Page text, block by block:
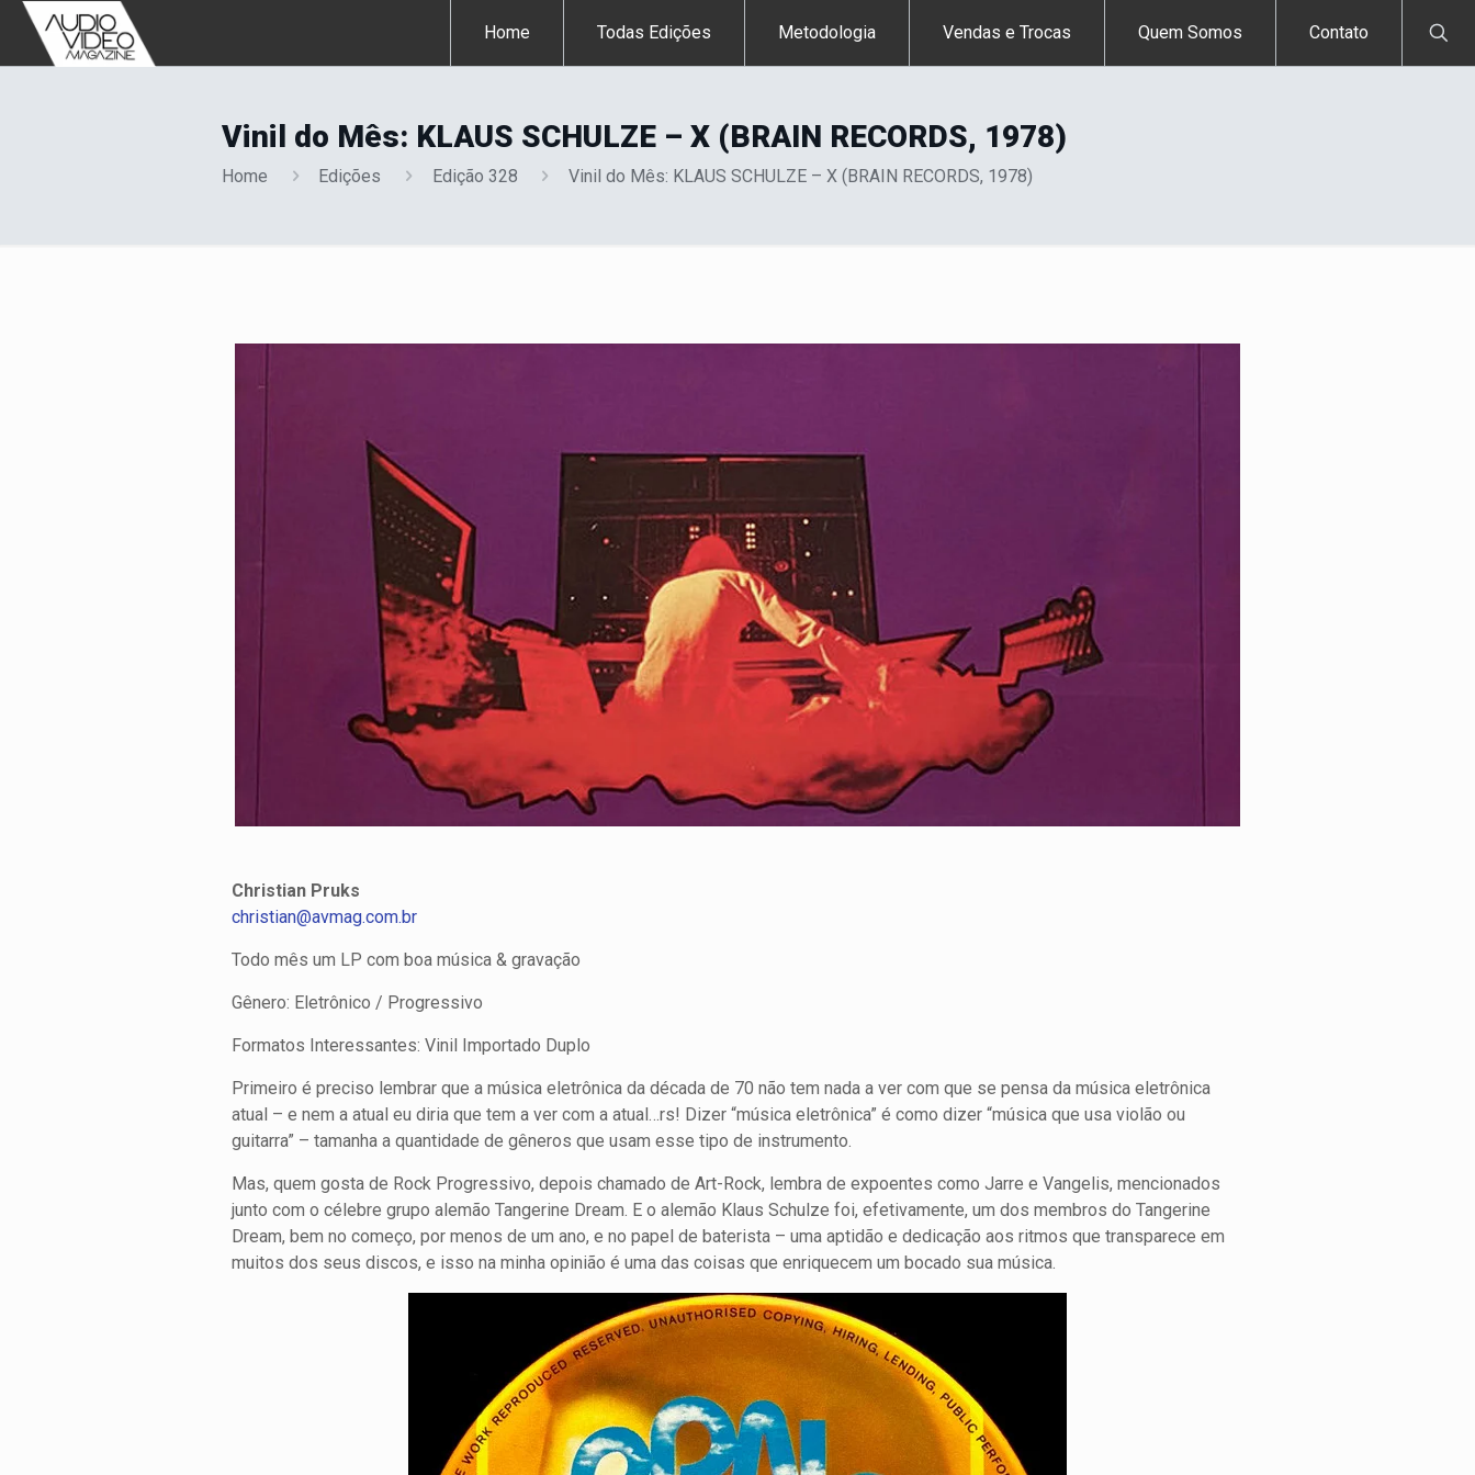
Home Todas Edições Metodologia Vendas e Trocas Quem Somos Contato
Vinil do Mês: KLAUS SCHULZE – X (BRAIN RECORDS, 1978)
Home Edições Edição 328 Vinil do Mês: KLAUS SCHULZE – X (BRAIN RECORDS, 1978)
Christian Pruks
christian@avmag.com.br
Todo mês um LP com boa música & gravação
Gênero: Eletrônico / Progressivo
Formatos Interessantes: Vinil Importado Duplo
Primeiro é preciso lembrar que a música eletrônica da década de 70 não tem nada a ver com que se pensa da música eletrônica
atual – e nem a atual eu diria que tem a ver com a atual…rs! Dizer “música eletrônica” é como dizer “música que usa violão ou
guitarra” – tamanha a quantidade de gêneros que usam esse tipo de instrumento.
Mas, quem gosta de Rock Progressivo, depois chamado de Art-Rock, lembra de expoentes como Jarre e Vangelis, mencionados
junto com o célebre grupo alemão Tangerine Dream. E o alemão Klaus Schulze foi, efetivamente, um dos membros do Tangerine
Dream, bem no começo, por menos de um ano, e no papel de baterista – uma aptidão e dedicação aos ritmos que transparece em
muitos dos seus discos, e isso na minha opinião é uma das coisas que enriquecem um bocado sua música.